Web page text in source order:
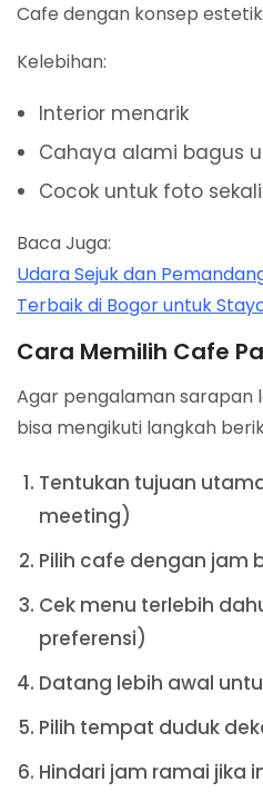
Cafe dengan konsep
Kelebihan:
Interior menarik
Cahaya alami bagus
Cocok untuk foto
Baca Juga:
Udara Sejuk dan
Terbaik di Bogor untuk
Cara Memilih Cafe
Agar pengalaman sarapan
bisa mengikuti langkah
Tentukan tujuan
meeting)
Pilih cafe dengan jam
Cek menu terlebih
preferensi)
Datang lebih awal
Pilih tempat duduk
Hindari jam ramai jika